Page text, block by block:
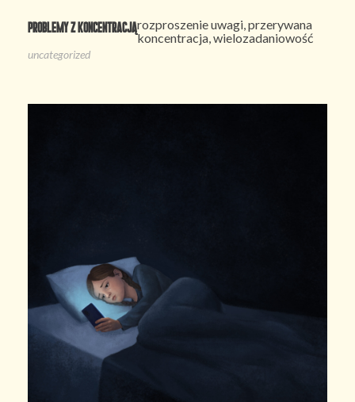
Problemy z koncentracjąrozproszenie uwagi, przerywana
koncentracja, wielozadaniowość
uncategorized